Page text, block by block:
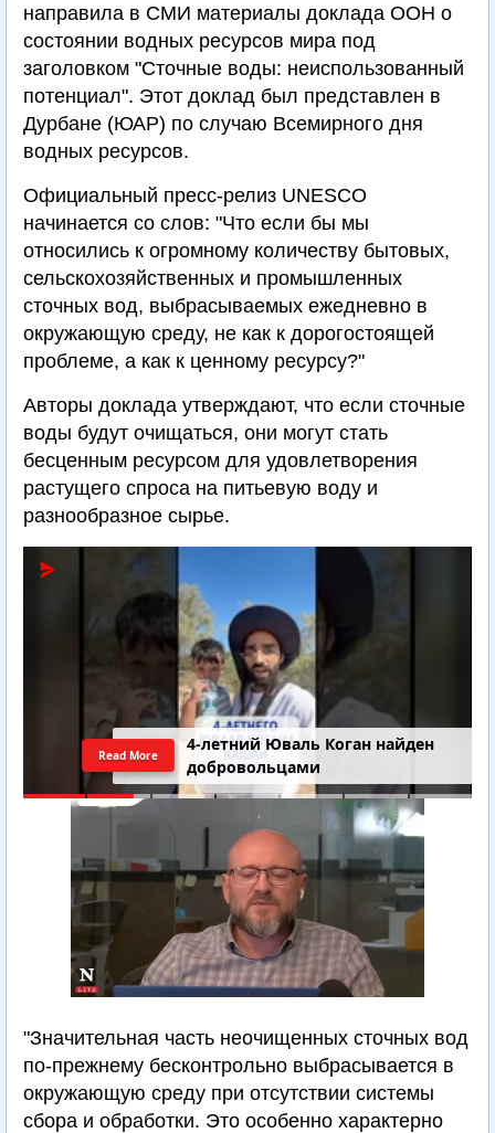
направила в СМИ материалы доклада ООН о
состоянии водных ресурсов мира под
заголовком "Сточные воды: неиспользованный
потенциал". Этот доклад был представлен в
Дурбане (ЮАР) по случаю Всемирного дня
водных ресурсов.
Официальный пресс-релиз UNESCO
начинается со слов: "Что если бы мы
относились к огромному количеству бытовых,
сельскохозяйственных и промышленных
сточных вод, выбрасываемых ежедневно в
окружающую среду, не как к дорогостоящей
проблеме, а как к ценному ресурсу?"
Авторы доклада утверждают, что если сточные
воды будут очищаться, они могут стать
бесценным ресурсом для удовлетворения
растущего спроса на питьевую воду и
разнообразное сырье.
4-летний Юваль Коган найден
добровольцами
Read More
"Значительная часть неочищенных сточных вод
по-прежнему бесконтрольно выбрасывается в
окружающую среду при отсутствии системы
сбора и обработки. Это особенно характерно